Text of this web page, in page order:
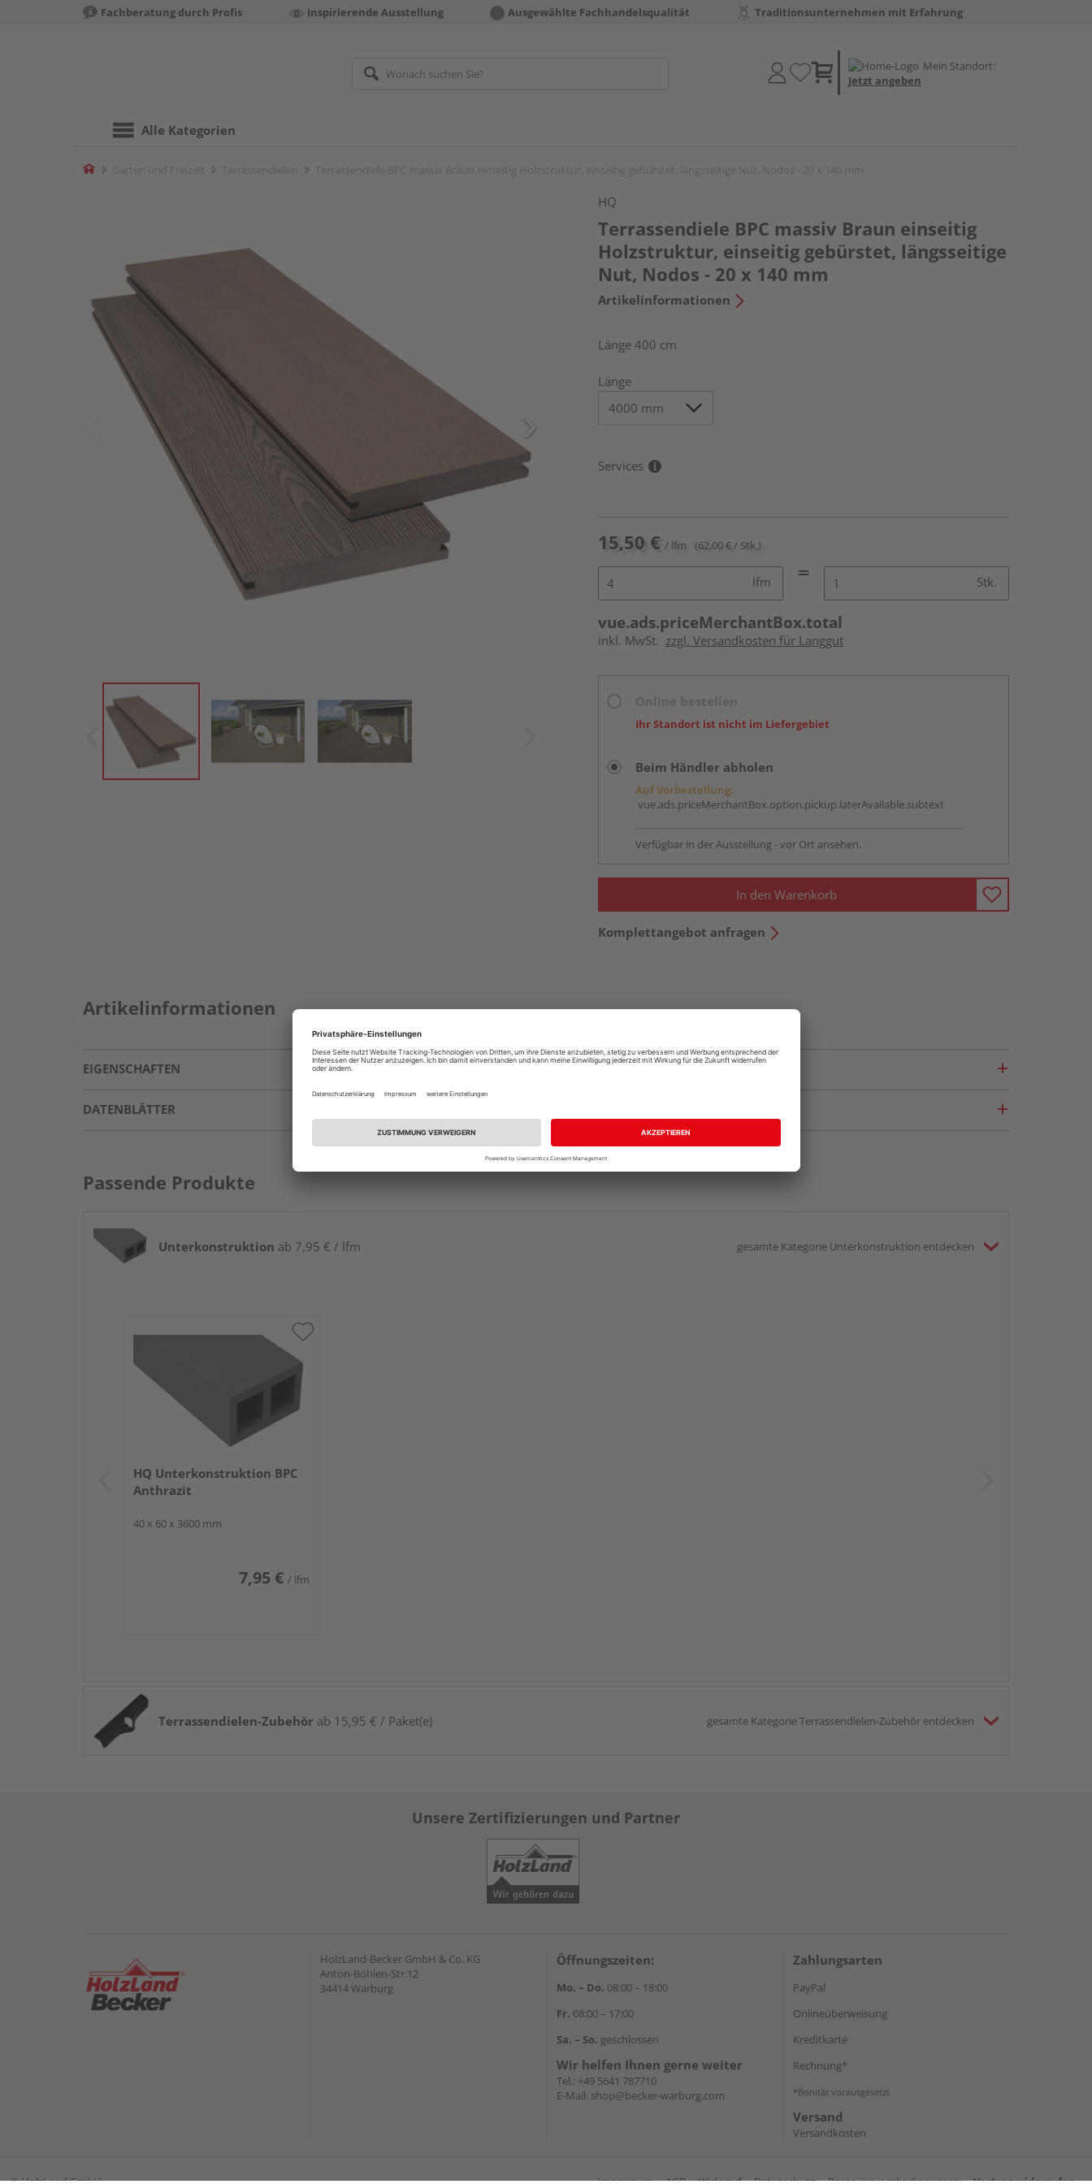
Fachberatung durch Profis Inspirierende Ausstellung Ausgewählte Fachhandelsqualität Traditionsunternehmen mit Erfahrung
Mein Standort:
Jetzt angeben
Alle Kategorien
Home
HQ
Terrassendiele BPC massiv Braun einseitig
Holzstruktur, einseitig gebürstet, längsseitige
Nut, Nodos - 20 x 140 mm
Artikelinformationen
Länge 400 cm
Länge
Services
15,50 € / lfm (62,00 € / Stk.)
lfm Stk.
vue.ads.priceMerchantBox.total
inkl. MwSt. zzgl. Versandkosten für Langgut
Ihr Standort ist nicht im Liefergebiet
Beim Händler abholen
Auf Vorbestellung:
vue.ads.priceMerchantBox.option.pickup.laterAvailable.subtext
Verfügbar in der Ausstellung - vor Ort ansehen.
In den Warenkorb
Komplettangebot anfragen
Artikelinformationen
EIGENSCHAFTEN
DATENBLÄTTER
Passende Produkte
Unterkonstruktion ab 7,95 € / lfm gesamte Kategorie Unterkonstruktion entdecken
HQ Unterkonstruktion BPC
Anthrazit
40 x 60 x 3600 mm
7,95 € / lfm
Terrassendielen-Zubehör ab 15,95 € / Paket(e) gesamte Kategorie Terrassendielen-Zubehör entdecken
Unsere Zertifizierungen und Partner
HolzLand-Becker GmbH & Co. KG
Anton-Böhlen-Str.12
34414 Warburg
Öffnungszeiten:
Mo. – Do. 08:00 – 18:00
Fr. 08:00 – 17:00
Sa. – So. geschlossen
Wir helfen Ihnen gerne weiter
Tel.: +49 5641 787710
E-Mail: shop@becker-warburg.com
Zahlungsarten
PayPal
Onlineüberweisung
Kreditkarte
Rechnung*
*Bonität vorausgesetzt
Versand
Versandkosten